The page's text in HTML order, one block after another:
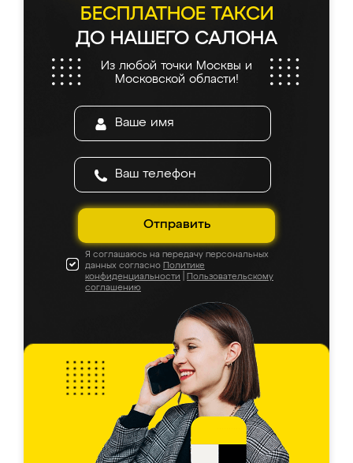
БЕСПЛАТНОЕ ТАКСИ
ДО НАШЕГО САЛОНА
Из любой точки Москвы и
Московской области!
Отправить
Я соглашаюсь на передачу персональных
данных согласно Политике
конфиденциальности
Пользовательскому
соглашению